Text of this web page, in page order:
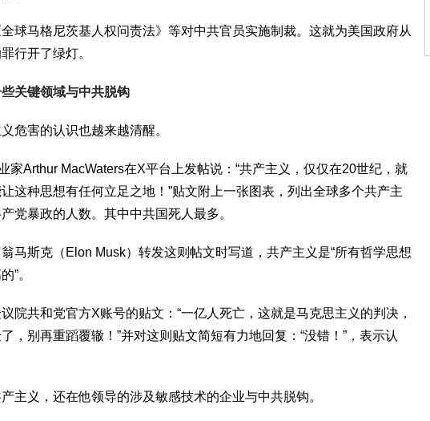
球马格尼茨基人权问责法》等对中共官员实施制裁。这就为美国政府从
行开了绿灯。
关键领域与中共脱钩
危害的认识也越来越清醒。
家Arthur MacWaters在X平台上发帖说：“共产主义，仅仅在20世纪，就
这种思想有任何立足之地！”贴文附上一张图表，列出全球多个共产主
党暴政的人数。其中中共国死人最多。
马斯克（Elon Musk）转发这则帖文时写道，共产主义是“所有哲学思想
”。
院共和党官方X账号的贴文：“一亿人死亡，这就是马克思主义的判决，
，别再重蹈覆辙！”并对这则贴文简短有力地回复：“没错！”，表示认
主义，还在他领导的涉及敏感技术的企业与中共脱钩。